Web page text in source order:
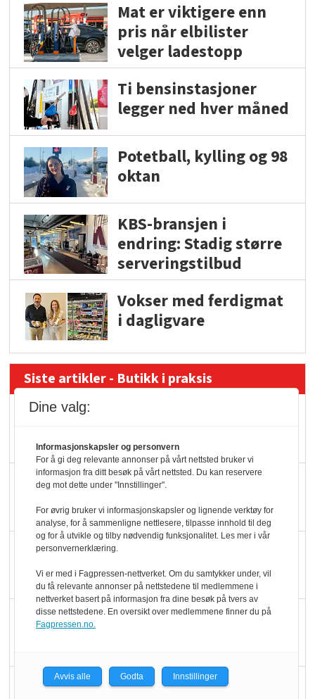
Mat er viktigere enn
pris når elbilister
velger ladestopp
Ti bensinstasjoner
legger ned hver måned
Potetball, kylling og 98
oktan
KBS-bransjen i
endring: Stadig større
serveringstilbud
Vokser med ferdigmat
i dagligvare
Siste artikler - Butikk i praksis
Slik opprettholdes
ølsalget
Færre varer, men fulle
hyller
KI lager mat i butikken
Q passerte 1 milliard i
Dine valg:
Informasjonskapsler og personvern
For å gi deg relevante annonser på vårt nettsted bruker vi
informasjon fra ditt besøk på vårt nettsted. Du kan reservere
deg mot dette under "Innstillinger".
For øvrig bruker vi informasjonskapsler og lignende verktøy for
analyse, for å sammenligne nettlesere, tilpasse innhold til deg
og for å utvikle og tilby nødvendig funksjonalitet. Les mer i vår
personvernerklæring.
Vi er med i Fagpressen-nettverket. Om du samtykker under, vil
du få relevante annonser på nettstedene til medlemmene i
nettverket basert på informasjon fra dine besøk på tvers av
disse nettstedene. En oversikt over medlemmene finner du på
Fagpressen.no.
Avvis alle Godta Innstillinger